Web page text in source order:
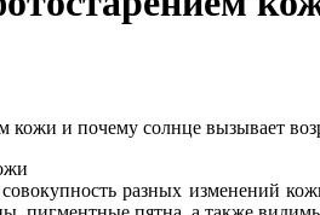
кожи и почему солнце вызывает
совокупность разных изменений